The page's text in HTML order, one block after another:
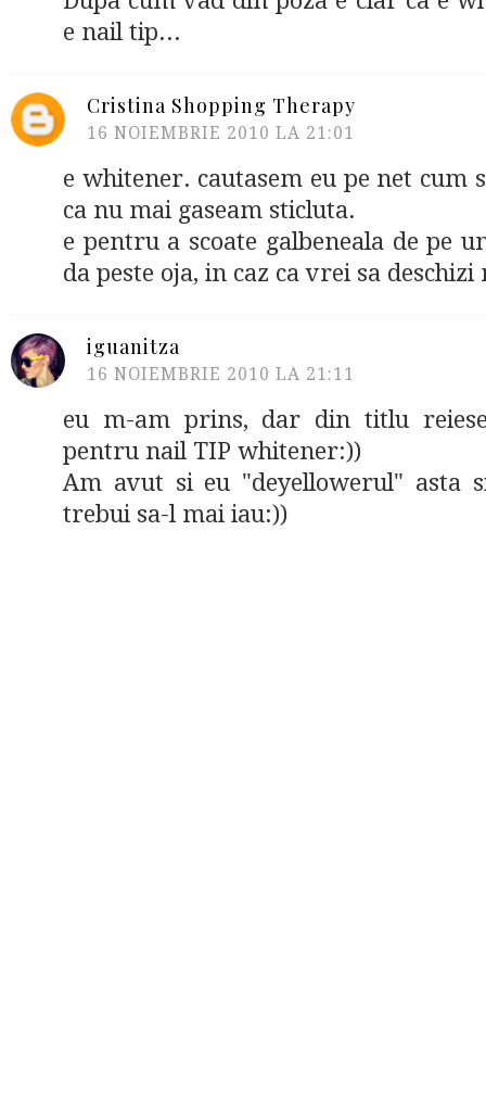
e nail tip...
Cristina Shopping Therapy
16 NOIEMBRIE 2010 LA 21:01
e whitener. cautasem eu pe net cum
ca nu mai gaseam sticluta.
e pentru a scoate galbeneala de pe
da peste oja, in caz ca vrei sa
iguanitza
16 NOIEMBRIE 2010 LA 21:11
eu m-am prins, dar din titlu
pentru nail TIP whitener:))
Am avut si eu "deyellowerul" asta
trebui sa-l mai iau:))